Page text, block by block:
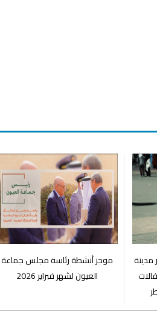
مدينة
موجز أنشطة رئاسة مجلس جماعة
العيون لشهر فبراير 2026